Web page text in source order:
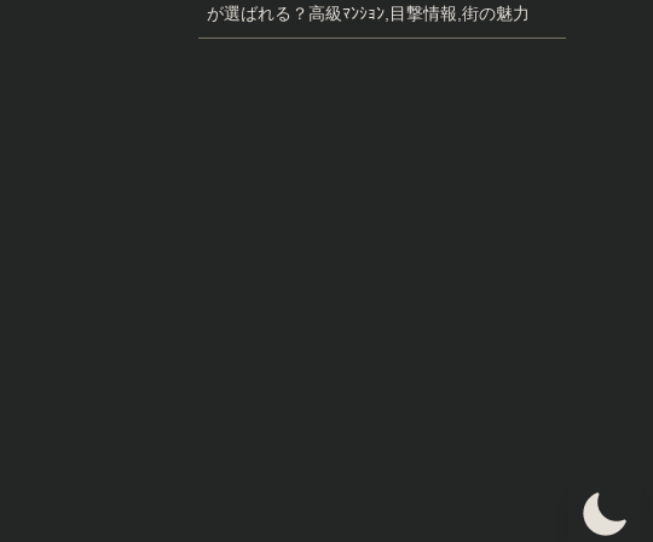
が選ばれる？高級ﾏﾝｼｮﾝ,目撃情報,街の魅力